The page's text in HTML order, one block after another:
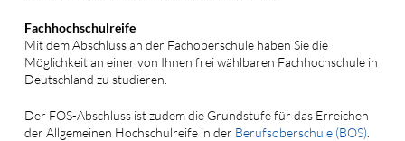
Fachhochschulreife
Mit dem Abschluss an der Fachoberschule haben Sie die
Möglichkeit an einer von Ihnen frei wählbaren Fachhochschule in
Deutschland zu studieren.
Der FOS-Abschluss ist zudem die Grundstufe für das Erreichen
der Allgemeinen Hochschulreife in der Berufsoberschule (BOS)